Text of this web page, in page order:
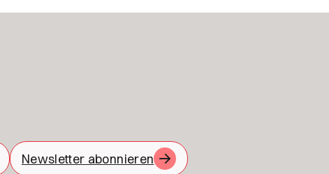
Newsletter abonnieren